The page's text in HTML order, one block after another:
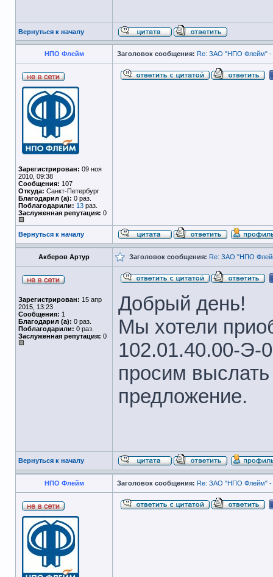
Вернуться к началу
НПО Флейм Заголовок сообщения: Re: ЗАО "НПО Флейм" -
Зарегистрирован: 09 ноя
2010, 09:38
Сообщения: 107
Откуда: Санкт-Петербург
Благодарил (а): 0 раз.
Поблагодарили: 13 раз.
Заслуженная репутация: 0
Вернуться к началу
Акберов Артур Заголовок сообщения: Re: ЗАО "НПО
Зарегистрирован: 15 апр
2015, 13:23
Сообщения: 1
Благодарил (а): 0 раз.
Поблагодарили: 0 раз.
Заслуженная репутация: 0
Добрый день!
Мы хотели
102.01.40.00-Э-
просим
предложение.
Вернуться к началу
НПО Флейм Заголовок сообщения: Re: ЗАО "НПО Флейм" -